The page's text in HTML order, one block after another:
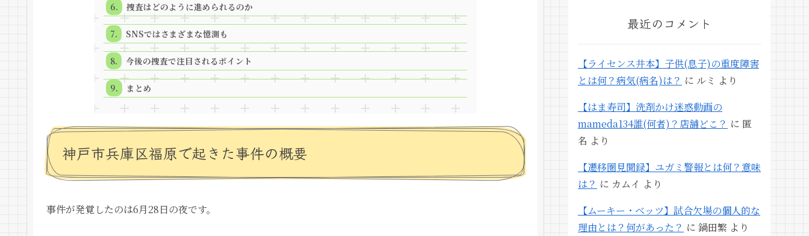
捜査はどのように進められるのか
SNSではさまざまな憶測も
今後の捜査で注目されるポイント
まとめ
神戸市兵庫区福原で起きた事件の概要
事件が発覚したのは6月28日の夜です。
最近のコメント
【ライセンス井本】子供(息子)の重度障害
とは何？病気(病名)は？ に ルミ より
【はま寿司】洗剤かけ迷惑動画の
mameda134誰(何者)？店舗どこ？ に 匿
名 より
【遷移圏見聞録】ユガミ警報とは何？意味
は？ に カムイ より
【ムーキー・ベッツ】試合欠場の個人的な
理由とは？何があった？ に 鍋田繁 より